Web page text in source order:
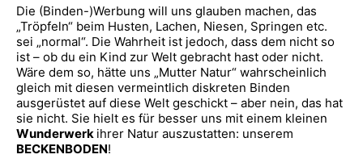
Die (Binden-)Werbung will uns glauben machen, das
„Tröpfeln“ beim Husten, Lachen, Niesen, Springen etc.
sei „normal“. Die Wahrheit ist jedoch, dass dem nicht so
ist – ob du ein Kind zur Welt gebracht hast oder nicht.
Wäre dem so, hätte uns „Mutter Natur“ wahrscheinlich
gleich mit diesen vermeintlich diskreten Binden
ausgerüstet auf diese Welt geschickt – aber nein, das hat
sie nicht. Sie hielt es für besser uns mit einem kleinen
Wunderwerk ihrer Natur auszustatten: unserem
BECKENBODEN!